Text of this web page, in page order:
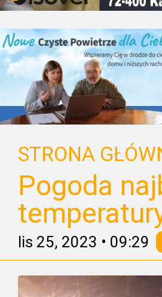
STRONA
Pogoda
lis 25, 2023 • 09:29